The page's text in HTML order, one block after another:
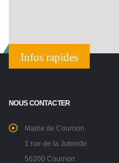
Infos rapides
NOUS CONTACTER
Mairie de Cournon
1 rue de la Juberde
56200 Cournon